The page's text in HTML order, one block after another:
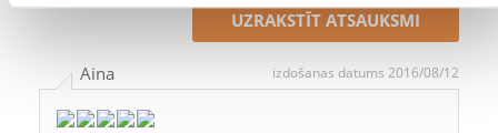
UZRAKSTĪT ATSAUKSMI
Aina izdošanas datums 2016/08/12